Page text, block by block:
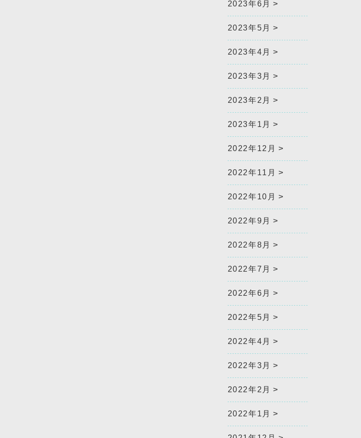
2023年6月
2023年5月
2023年4月
2023年3月
2023年2月
2023年1月
2022年12月
2022年11月
2022年10月
2022年9月
2022年8月
2022年7月
2022年6月
2022年5月
2022年4月
2022年3月
2022年2月
2022年1月